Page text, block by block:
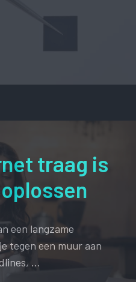
traag is
een langzame
tegen een muur aan
…